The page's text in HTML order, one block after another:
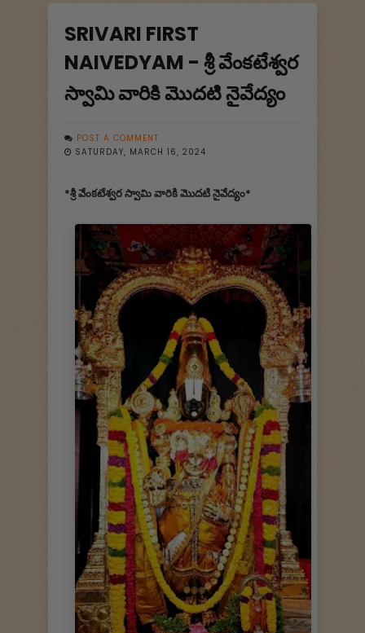
SRIVARI FIRST
NAIVEDYAM - శ్రీ వేంకటేశ్వర
స్వామి వారికి మొదటి నైవేద్యం
POST A COMMENT
SATURDAY, MARCH 16, 2024
*శ్రీ వేంకటేశ్వర స్వామి వారికి మొదటి నైవేద్యం*